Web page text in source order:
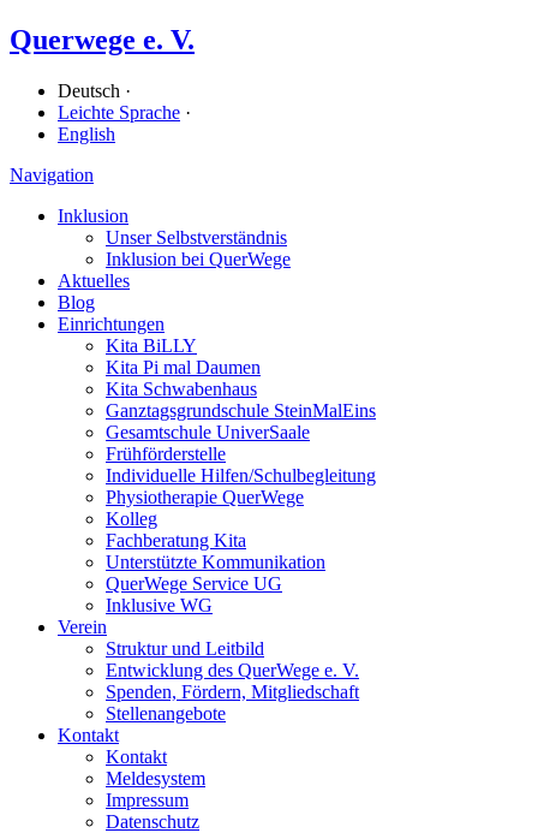
Querwege e. V.
Deutsch ·
Leichte Sprache ·
English
Navigation
Inklusion
Unser Selbstverständnis
Inklusion bei QuerWege
Aktuelles
Blog
Einrichtungen
Kita BiLLY
Kita Pi mal Daumen
Kita Schwabenhaus
Ganz­tags­grund­schule SteinMalEins
Gesamtschule UniverSaale
Früh­förder­stelle
Individuelle Hilfen/​Schulbegleitung
Physiotherapie QuerWege
Kolleg
Fachberatung Kita
Unterstützte Kommunikation
QuerWege Service UG
Inklusive WG
Verein
Struktur und Leitbild
Entwicklung des QuerWege e. V.
Spenden, Fördern, Mitgliedschaft
Stellenangebote
Kontakt
Kontakt
Meldesystem
Impressum
Datenschutz